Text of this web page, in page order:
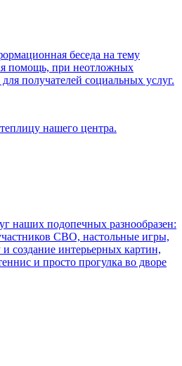
беседа на тему
помощь, при неотложных
получателей социальных услуг.
нашего центра.
наших подопечных разнообразен:
СВО, настольные игры,
создание интерьерных картин,
и просто прогулка во дворе